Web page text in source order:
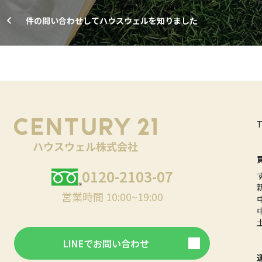
件の問い合わせしてハウスウェルを知りました
0120-2103-07
営業時間 10:00~19:00
LINEでお問い合わせ